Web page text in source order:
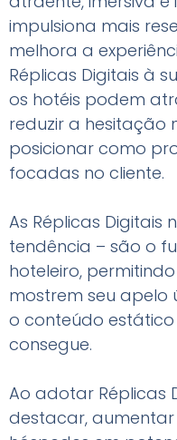
impulsiona mais
melhora a
Réplicas Digitais à
os hotéis podem
reduzir a hesitação
posicionar como
focadas no cliente.
As Réplicas Digitais
tendência – são o
hoteleiro,
mostrem seu apelo
o conteúdo
consegue.
Ao adotar Réplicas
destacar,